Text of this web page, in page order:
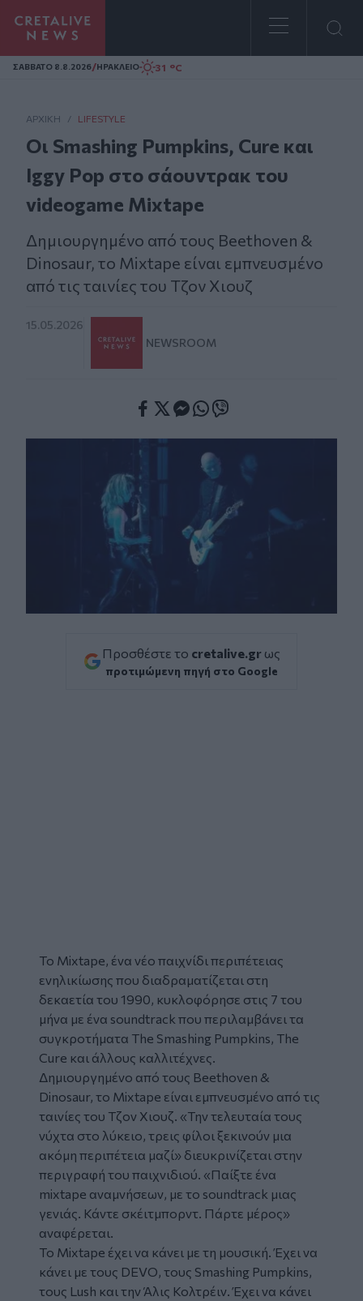
Homepage
ΣAΒΒΑΤΟ 8.8.2026/ΗΡΑΚΛΕΙΟ 31 °C
ΑΡΧΙΚΗ / LIFESTYLE
Οι Smashing Pumpkins, Cure και
Iggy Pop στο σάουντρακ του
videogame Mixtape
Δημιουργημένο από τους Beethoven &
Dinosaur, το Mixtape είναι εμπνευσμένο
από τις ταινίες του Τζον Χιουζ
15.05.2026
NEWSROOM
Προσθέστε το cretalive.gr ως
προτιμώμενη πηγή στο Google
Το Mixtape, ένα νέο παιχνίδι περιπέτειας
ενηλικίωσης που διαδραματίζεται στη
δεκαετία του 1990, κυκλοφόρησε στις 7 του
μήνα με ένα soundtrack που περιλαμβάνει τα
συγκροτήματα The Smashing Pumpkins, The
Cure και άλλους καλλιτέχνες.
Δημιουργημένο από τους Beethoven &
Dinosaur, το Mixtape είναι εμπνευσμένο από τις
ταινίες του Τζον Χιουζ. «Την τελευταία τους
νύχτα στο λύκειο, τρεις φίλοι ξεκινούν μια
ακόμη περιπέτεια μαζί» διευκρινίζεται στην
περιγραφή του παιχνιδιού. «Παίξτε ένα
mixtape αναμνήσεων, με το soundtrack μιας
γενιάς. Κάντε σκέιτμπορντ. Πάρτε μέρος»
αναφέρεται.
Το Mixtape έχει να κάνει με τη μουσική. Έχει να
κάνει με τους DEVO, τους Smashing Pumpkins,
τους Lush και την Άλις Κολτρέιν. Έχει να κάνει